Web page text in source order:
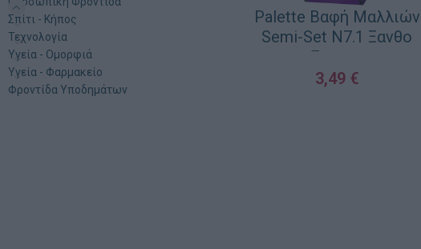
Σπίτι - Κήπος
Τεχνολογία
Υγεία - Ομορφιά
Υγεία - Φαρμακείο
Φροντίδα Υποδημάτων
Palette Βαφή Μαλλιών
Semi-Set N7.1 Ξανθο
Σαντρε
3,49 €